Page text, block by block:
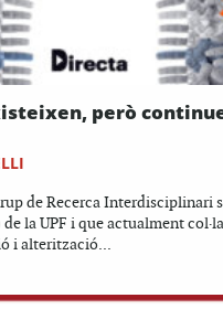
però
de Recerca Interdisciplinari
la UPF i que actualment
i alterització...